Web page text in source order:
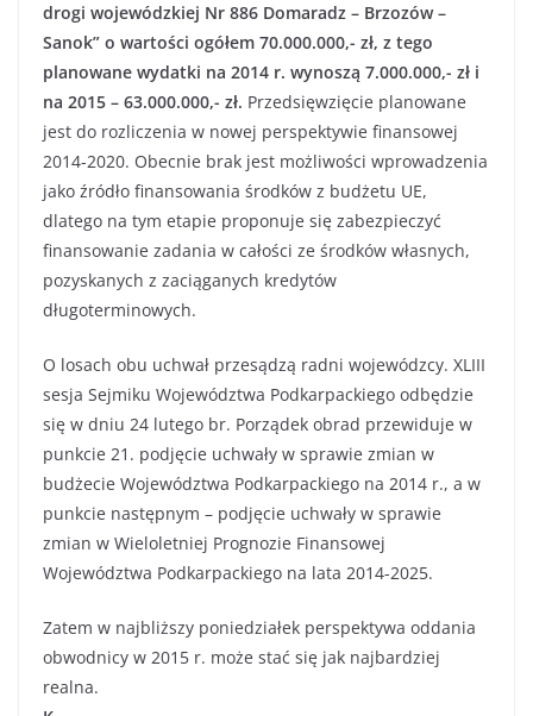
drogi wojewódzkiej Nr 886 Domaradz – Brzozów –
Sanok” o wartości ogółem 70.000.000,- zł, z tego
planowane wydatki na 2014 r. wynoszą 7.000.000,- zł i
na 2015 – 63.000.000,- zł. Przedsięwzięcie planowane
jest do rozliczenia w nowej perspektywie finansowej
2014-2020. Obecnie brak jest możliwości wprowadzenia
jako źródło finansowania środków z budżetu UE,
dlatego na tym etapie proponuje się zabezpieczyć
finansowanie zadania w całości ze środków własnych,
pozyskanych z zaciąganych kredytów
długoterminowych.
O losach obu uchwał przesądzą radni wojewódzcy. XLIII
sesja Sejmiku Województwa Podkarpackiego odbędzie
się w dniu 24 lutego br. Porządek obrad przewiduje w
punkcie 21. podjęcie uchwały w sprawie zmian w
budżecie Województwa Podkarpackiego na 2014 r., a w
punkcie następnym – podjęcie uchwały w sprawie
zmian w Wieloletniej Prognozie Finansowej
Województwa Podkarpackiego na lata 2014-2025.
Zatem w najbliższy poniedziałek perspektywa oddania
obwodnicy w 2015 r. może stać się jak najbardziej
realna.